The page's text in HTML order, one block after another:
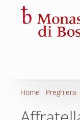
Home Preghiera